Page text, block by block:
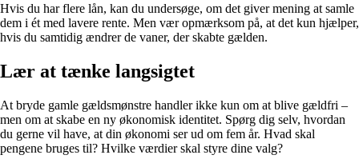
Hvis du har flere lån, kan du undersøge, om det giver mening at samle
dem i ét med lavere rente. Men vær opmærksom på, at det kun hjælper,
hvis du samtidig ændrer de vaner, der skabte gælden.
Lær at tænke langsigtet
At bryde gamle gældsmønstre handler ikke kun om at blive gældfri –
men om at skabe en ny økonomisk identitet. Spørg dig selv, hvordan
du gerne vil have, at din økonomi ser ud om fem år. Hvad skal
pengene bruges til? Hvilke værdier skal styre dine valg?